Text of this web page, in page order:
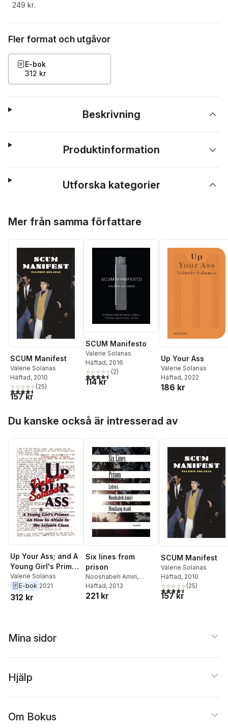
249 kr.
Fler format och utgåvor
E-bok
312 kr
Beskrivning
Produktinformation
Utforska kategorier
Mer från samma författare
SCUM Manifest
Valerie Solanas
Häftad, 2010
4,5utav 5 stjärnor. Totalt antal röster:
(25)
157 kr
SCUM Manifesto
Valerie Solanas
Häftad, 2016
4,5utav 5 stjärnor. Totalt antal röster:
(2)
114 kr
Up Your Ass
Valerie Solanas
Häftad, 2022
186 kr
Du kanske också är intresserad av
Up Your Ass; and A
Young Girl's Primer
on How to Attain to
the Leisure Class
Valerie Solanas
E-bok 2021
312 kr
Six lines from
prison
Nooshabeh Amiri,
Houshang Asadi
Häftad, 2013
221 kr
SCUM Manifest
Valerie Solanas
Häftad, 2010
4,5utav 5 stjärnor.
(25)
157 kr
Mina sidor
Hjälp
Om Bokus